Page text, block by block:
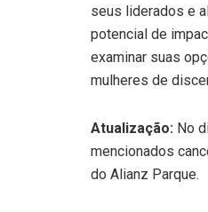
seus liderados e
potencial de
examinar suas
mulheres de
Atualização: No
mencionados
do Alianz Parque.